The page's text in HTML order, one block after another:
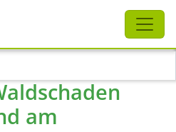
am
Schliessen